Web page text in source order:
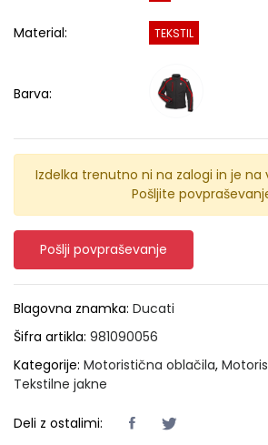
Material: TEKSTIL
Barva:
Izdelka trenutno ni na zalogi in je na
Pošljite
Pošlji povpraševanje
Blagovna znamka: Ducati
Šifra artikla: 981090056
Kategorije: Motoristična oblačila,
Tekstilne jakne
Deli z ostalimi: